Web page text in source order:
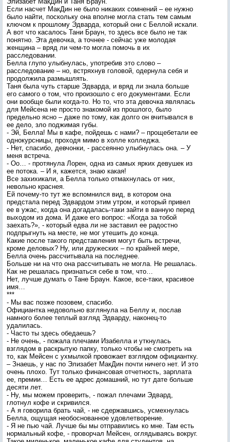
Если насчет МакДин не было никаких сомнений – ее нужно
было найти, поскольку она вполне могла стать тем самым
ключом к прошлому Эдварда, который они с Беллой искали.
А вот что касалось Тани Браун, то здесь все было не так
понятно. Эта девочка, а точнее - сейчас уже молодая
женщина – вряд ли чем-то могла помочь в их
расследовании.
Белла глупо улыбнулась, употребив это слово –
расследование – но, встряхнув головой, одернула себя и
продолжила размышлять.
Таня была чуть старше Эдварда, и вряд ли знала больше
его самого о том, что произошло с его документами. Если
они вообще были когда-то. Но то, что эта девочка являлась
для Мейсена не просто знакомой из прошлого, было
предельно ясно – даже по тому, как долго он вчитывался в
ее дело, зло поджимая губы.
- Эй, Белла! Мы в кафе, пойдешь с нами? – прощебетали ее
однокурсницы, проходя мимо в холле колледжа.
- Нет, спасибо, девчонки, - рассеянно улыбнулась она. – У
меня встреча.
- Оо… - протянула Лорен, одна из самых ярких девушек из
ее потока. – И я, кажется, знаю какая!
Все захихикали, а Белла только отмахнулась от них,
невольно краснея.
Ей почему-то тут же вспомнился вид, в котором она
предстала перед Эдвардом этим утром, и который привел
ее в ужас, когда она догадалась-таки зайти в ванную перед
выходом из дома. И даже его вопрос: «Когда за тобой
заехать?», - который едва ли не заставил ее радостно
подпрыгнуть на месте, не мог утешить до конца.
Какие после такого представления могут быть встречи,
кроме деловых? Ну, или дружеских – по крайней мере,
Белла очень рассчитывала на последнее.
Больше ни на что она рассчитывать не могла. Не решалась.
Как не решалась признаться себе в том, что…
Нет, лучше думать о Тане Браун. Какое, все-таки, красивое
имя…
***
- Мы вас позже позовем, спасибо.
Официантка недовольно взглянула на Беллу и, послав
намного более теплый взгляд Эдварду, наконец-то
удалилась.
- Часто ты здесь обедаешь?
- Не очень, - пожала плечами Изабелла и уткнулась
взглядом в раскрытую папку, только чтобы не смотреть на
то, как Мейсен с ухмылкой провожает взглядом официантку.
– Знаешь, у нас по Элизабет МакДин почти ничего нет. И это
очень плохо. Тут только финансовая отчетность, зарплата
ее, премии… Есть ее адрес домашний, но тут дате больше
десяти лет.
- Ну, мы можем проверить, - пожал плечами Эдвард,
глотнул кофе и скривился.
- А я говорила брать чай, - не сдержавшись, усмехнулась
Белла, ощущая необоснованное удовлетворение.
- Я не пью чай. Лучше бы мы отправились ко мне. Там есть
нормальный кофе, - проворчал Мейсен, оглядываясь вокруг.